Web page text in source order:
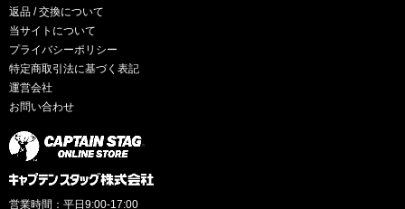
返品 / 交換について
当サイトについて
プライバシーポリシー
特定商取引法に基づく表記
運営会社
お問い合わせ
営業時間：平日9:00-17:00